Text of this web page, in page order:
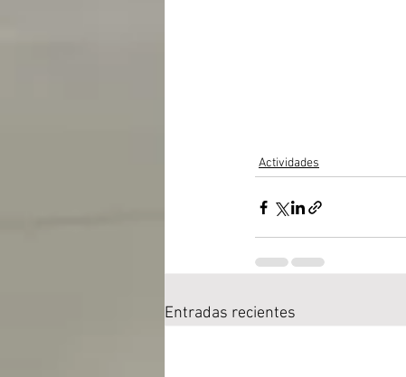
Actividades
Entradas recientes